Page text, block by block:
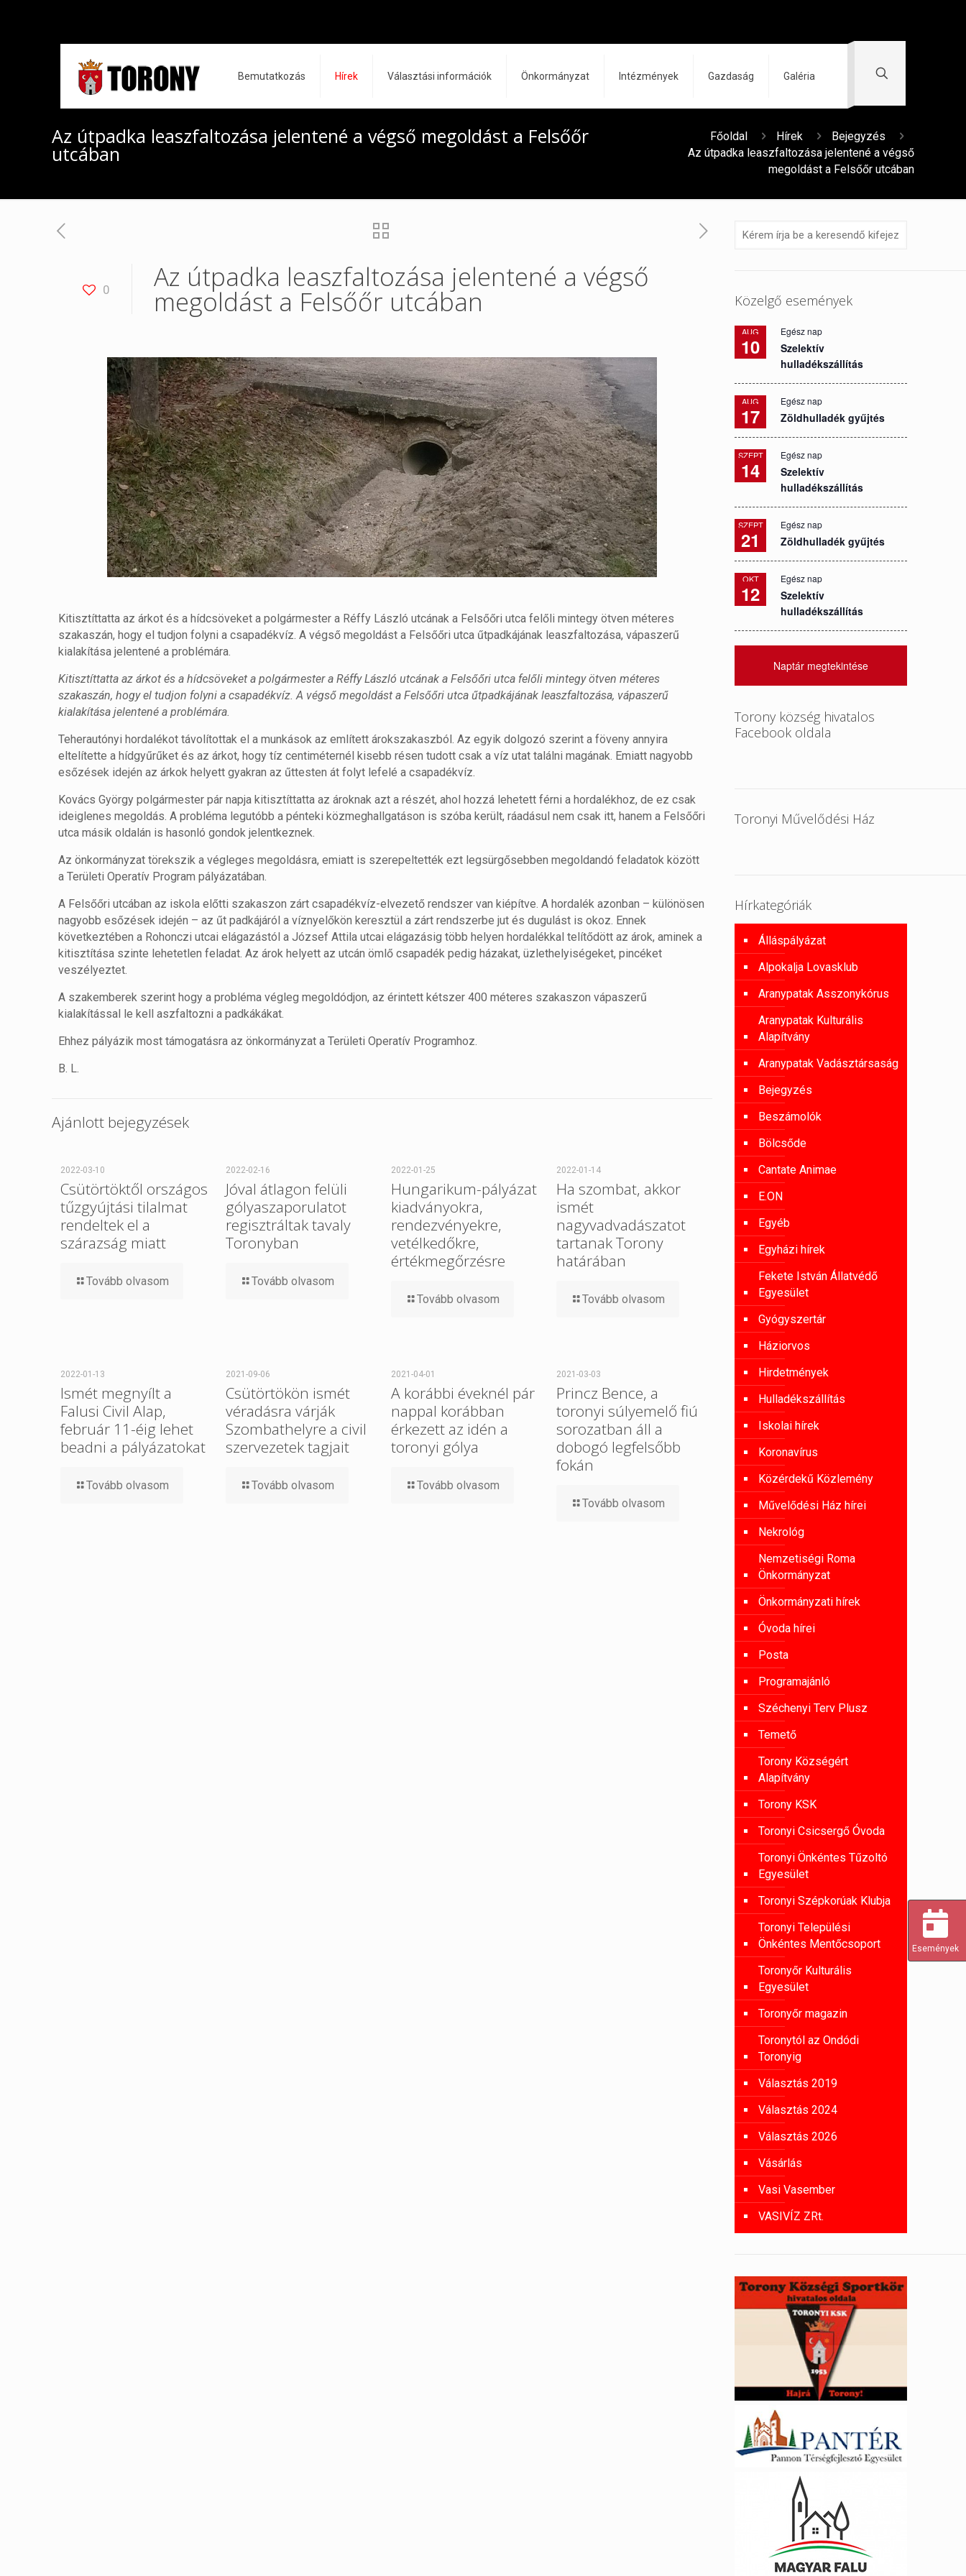
Bemutatkozás Hírek Választási információk Önkormányzat Intézmények Gazdaság Galéria
Az útpadka leaszfaltozása jelentené a végső megoldást a Felsőőr
utcában
Főoldal Hírek
Bejegyzés
Az útpadka leaszfaltozása jelentené a végső
megoldást a Felsőőr utcában
0 Az útpadka leaszfaltozása jelentené a végső
megoldást a Felsőőr utcában
Kitisztíttatta az árkot és a hídcsöveket a polgármester a Réffy László utcának a Felsőőri utca felőli mintegy ötven méteres
szakaszán, hogy el tudjon folyni a csapadékvíz. A végső megoldást a Felsőőri utca űtpadkájának leaszfaltozása, vápaszerű
kialakítása jelentené a problémára.
Kitisztíttatta az árkot és a hídcsöveket a polgármester a Réffy László utcának a Felsőőri utca felőli mintegy ötven méteres
szakaszán, hogy el tudjon folyni a csapadékvíz. A végső megoldást a Felsőőri utca űtpadkájának leaszfaltozása, vápaszerű
kialakítása jelentené a problémára.
Teherautónyi hordalékot távolítottak el a munkások az említett árokszakaszból. Az egyik dolgozó szerint a föveny annyira
eltelítette a hídgyűrűket és az árkot, hogy tíz centiméternél kisebb résen tudott csak a víz utat találni magának. Emiatt nagyobb
esőzések idején az árkok helyett gyakran az űttesten át folyt lefelé a csapadékvíz.
Kovács György polgármester pár napja kitisztíttatta az ároknak azt a részét, ahol hozzá lehetett férni a hordalékhoz, de ez csak
ideiglenes megoldás. A probléma legutóbb a pénteki közmeghallgatáson is szóba került, ráadásul nem csak itt, hanem a Felsőőri
utca másik oldalán is hasonló gondok jelentkeznek.
Az önkormányzat törekszik a végleges megoldásra, emiatt is szerepeltették ezt legsürgősebben megoldandó feladatok között
a Területi Operatív Program pályázatában.
A Felsőőri utcában az iskola előtti szakaszon zárt csapadékvíz-elvezető rendszer van kiépítve. A hordalék azonban – különösen
nagyobb esőzések idején – az űt padkájáról a víznyelőkön keresztül a zárt rendszerbe jut és dugulást is okoz. Ennek
következtében a Rohonczi utcai elágazástól a József Attila utcai elágazásig több helyen hordalékkal telítődött az árok, aminek a
kitisztítása szinte lehetetlen feladat. Az árok helyett az utcán ömlő csapadék pedig házakat, üzlethelyiségeket, pincéket
veszélyeztet.
A szakemberek szerint hogy a probléma végleg megoldódjon, az érintett kétszer 400 méteres szakaszon vápaszerű
kialakítással le kell aszfaltozni a padkákákat.
Ehhez pályázik most támogatásra az önkormányzat a Területi Operatív Programhoz.
B. L.
Ajánlott bejegyzések
2022-03-10
Csütörtöktől országos
tűzgyújtási tilalmat
rendeltek el a
szárazság miatt
Tovább olvasom
2022-02-16
Jóval átlagon felüli
gólyaszaporulatot
regisztráltak tavaly
Toronyban
Tovább olvasom
2022-01-25
Hungarikum-pályázat
kiadványokra,
rendezvényekre,
vetélkedőkre,
értékmegőrzésre
Tovább olvasom
2022-01-14
Ha szombat, akkor
ismét
nagyvadvadászatot
tartanak Torony
határában
Tovább olvasom
2022-01-13
Ismét megnyílt a
Falusi Civil Alap,
február 11-éig lehet
beadni a pályázatokat
Tovább olvasom
2021-09-06
Csütörtökön ismét
véradásra várják
Szombathelyre a civil
szervezetek tagjait
Tovább olvasom
2021-04-01
A korábbi éveknél pár
nappal korábban
érkezett az idén a
toronyi gólya
Tovább olvasom
2021-03-03
Princz Bence, a
toronyi súlyemelő fiú
sorozatban áll a
dobogó legfelsőbb
fokán
Tovább olvasom
Közelgő események
AUG
10
Egész nap
Szelektív
hulladékszállítás
AUG
17
Egész nap
Zöldhulladék gyűjtés
SZEPT
14
Egész nap
Szelektív
hulladékszállítás
SZEPT
21
Egész nap
Zöldhulladék gyűjtés
OKT
12
Egész nap
Szelektív
hulladékszállítás
Naptár megtekintése
Torony község hivatalos
Facebook oldala
Toronyi Művelődési Ház
Hírkategóriák
Álláspályázat
Alpokalja Lovasklub
Aranypatak Asszonykórus
Aranypatak Kulturális
Alapítvány
Aranypatak Vadásztársaság
Bejegyzés
Beszámolók
Bölcsőde
Cantate Animae
E.ON
Egyéb
Egyházi hírek
Fekete István Állatvédő
Egyesület
Gyógyszertár
Háziorvos
Hirdetmények
Hulladékszállítás
Iskolai hírek
Koronavírus
Közérdekű Közlemény
Művelődési Ház hírei
Nekrológ
Nemzetiségi Roma
Önkormányzat
Önkormányzati hírek
Óvoda hírei
Posta
Programajánló
Széchenyi Terv Plusz
Temető
Torony Községért
Alapítvány
Torony KSK
Toronyi Csicsergő Óvoda
Toronyi Önkéntes Tűzoltó
Egyesület
Toronyi Szépkorúak Klubja
Toronyi Települési
Önkéntes Mentőcsoport
Toronyőr Kulturális
Egyesület
Toronyőr magazin
Toronytól az Ondódi
Toronyig
Választás 2019
Választás 2024
Választás 2026
Vásárlás
Vasi Vasember
VASIVÍZ ZRt.
Események